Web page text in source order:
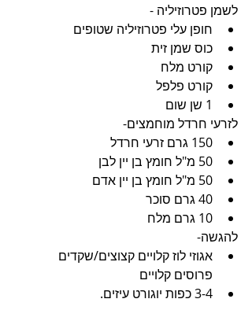
לשמן פטרוזיליה -
חופן עלי פטרוזיליה שטופים
כוס שמן זית
קורט מלח
קורט פלפל
1 שן שום
לזרעי חרדל מוחמצים-
150 גרם זרעי חרדל
50 מ"ל חומץ בן יין לבן
50 מ"ל חומץ בן יין אדם
40 גרם סוכר
10 גרם מלח
להגשה-
אגוזי לוז קלויים קצוצים/שקדים
פרוסים קלויים
3-4 כפות יוגורט עיזים.